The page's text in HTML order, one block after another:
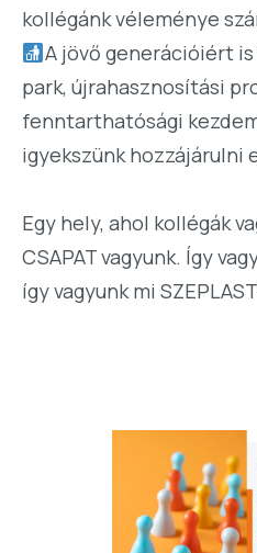
kollégánk véleménye
A jövő generációiért
park, újrahasznosítási
fenntarthatósági
igyekszünk hozzájárulni
Egy hely, ahol kollégák
CSAPAT vagyunk. Így
így vagyunk mi